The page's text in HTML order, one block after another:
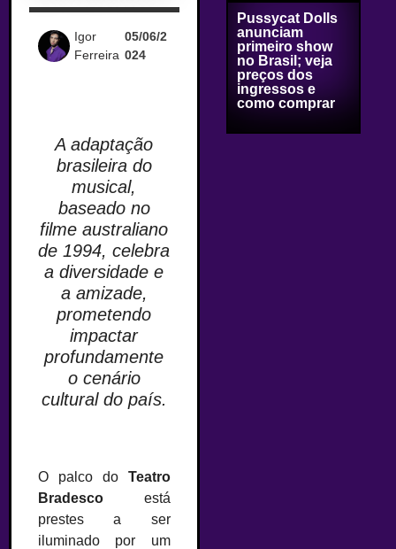
Igor
Ferreira
05/06/2
024
A adaptação
brasileira do
musical,
baseado no
filme australiano
de 1994, celebra
a diversidade e
a amizade,
prometendo
impactar
profundamente
o cenário
cultural do país.
O palco do Teatro
Bradesco está
prestes a ser
iluminado por um
Pussycat Dolls
anunciam
primeiro show
no Brasil; veja
preços dos
ingressos e
como comprar